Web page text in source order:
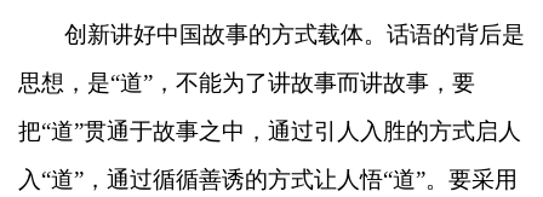
创新讲好中国故事的方式载体。话语的背后是
思想，是“道”，不能为了讲故事而讲故事，要
把“道”贯通于故事之中，通过引人入胜的方式启人
入“道”，通过循循善诱的方式让人悟“道”。要采用